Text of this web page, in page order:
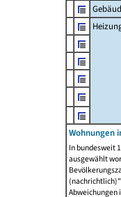
Wohnungen
In bundesweit
ausgewählt
Abweichungen